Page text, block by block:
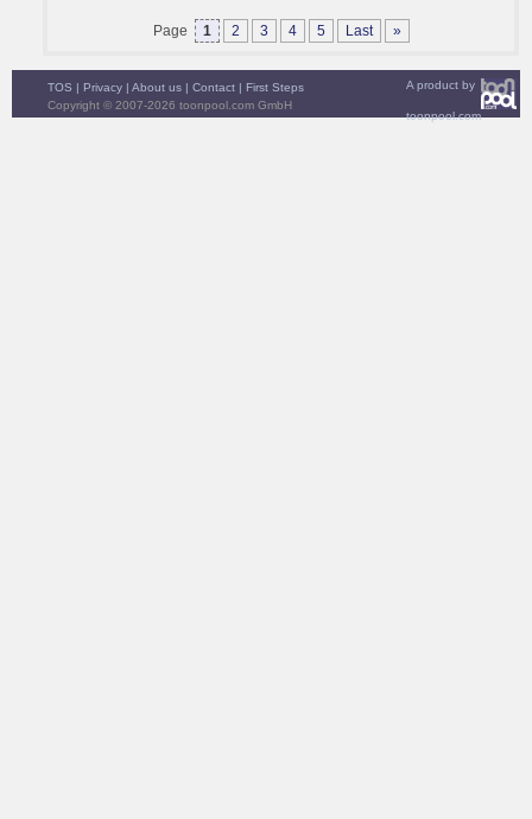
Page 1 2 3 4 5 Last »
A product by
toonpool.com
TOS | Privacy | About us | Contact | First Steps
Copyright © 2007-2026 toonpool.com GmbH